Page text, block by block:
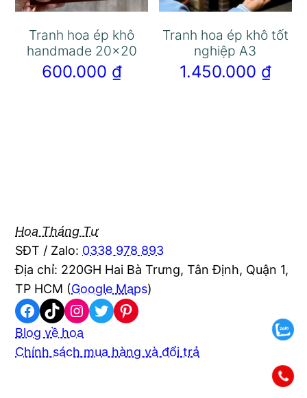
Tranh hoa ép khô
handmade 20×20
600.000 ₫
Tranh hoa ép khô tốt
nghiệp A3
1.450.000 ₫
Hoa Tháng Tư
SĐT / Zalo: 0338 978 893
Địa chỉ: 220GH Hai Bà Trưng, Tân Định, Quận 1,
TP HCM (Google Maps)
Facebook
TikTokInstagram
TwitterPinterest
Blog về hoa
Chính sách mua hàng và đổi trả